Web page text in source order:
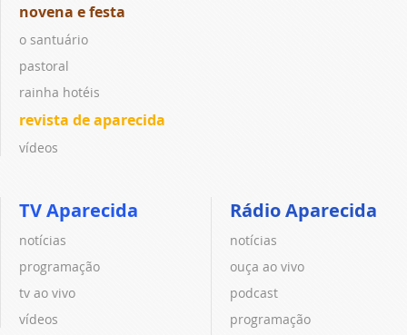
novena e festa
o santuário
pastoral
rainha hotéis
revista de aparecida
vídeos
TV Aparecida
notícias
programação
tv ao vivo
vídeos
Rádio Aparecida
notícias
ouça ao vivo
podcast
programação